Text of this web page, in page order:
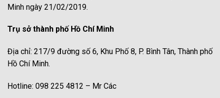
Minh ngày 21/02/2019.
Trụ sở thành phố Hồ Chí Minh
Địa chỉ: 217/9 đường số 6, Khu Phố 8, P. Bình Tân, Thành phố
Hồ Chí Minh.
Hotline: 098 225 4812 – Mr Các